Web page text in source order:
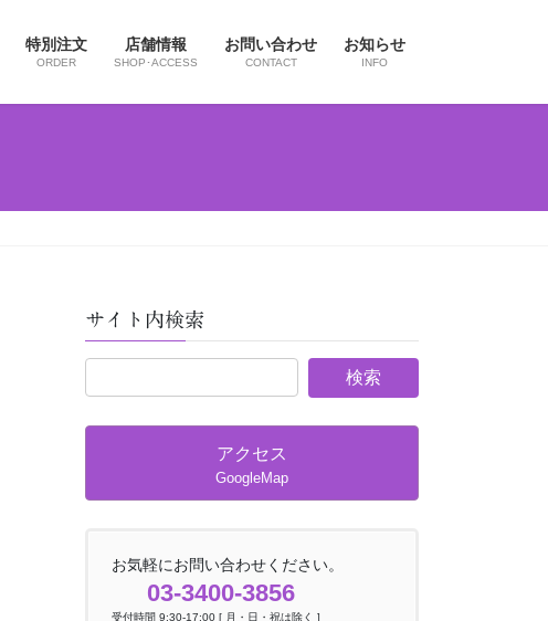
特別注文
ORDER
店舗情報
SHOP･ACCESS
お問い合わせ
CONTACT
お知らせ
INFO
サイト内検索
アクセス
GoogleMap
お気軽にお問い合わせください。
03-3400-3856
受付時間 9:30-17:00 [ 月・日・祝は除く ]